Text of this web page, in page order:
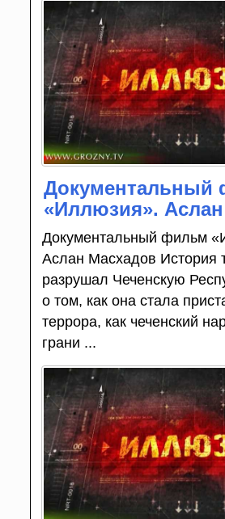
Документальный
«Иллюзия».
Документальный фильм
Аслан Масхадов История
разрушал Чеченскую
о том, как она стала
террора, как чеченский
грани ...